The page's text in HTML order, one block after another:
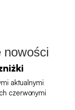
nowości
aktualnymi
czerwonymi